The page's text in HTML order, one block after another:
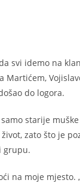
svi idemo na
do logora.
starije
zato što je
grupu.
na moje mjesto.